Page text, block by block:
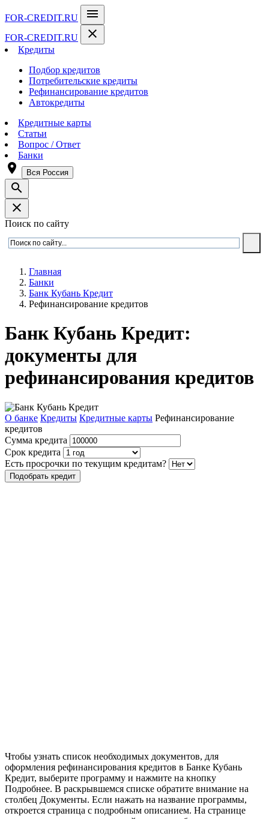
FOR-CREDIT.RU menu
FOR-CREDIT.RU close
Кредиты
Подбор кредитов
Потребительские кредиты
Рефинансирование кредитов
Автокредиты
Кредитные карты
Статьи
Вопрос / Ответ
Банки
room Вся Россия
search
close
Поиск по сайту
Главная
Банки
Банк Кубань Кредит
Рефинансирование кредитов
Банк Кубань Кредит:
документы для
рефинансирования кредитов
О банке Кредиты Кредитные карты Рефинансирование
кредитов
Сумма кредита
Срок кредита
Есть просрочки по текущим кредитам?
Подобрать кредит
Чтобы узнать список необходимых документов, для
оформления рефинансирования кредитов в Банке Кубань
Кредит, выберите программу и нажмите на кнопку
Подробнее. В раскрывшемся списке обратите внимание на
столбец Документы. Если нажать на название программы,
откроется страница с подробным описанием. На странице